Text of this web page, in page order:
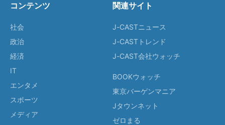
コンテンツ
社会
政治
経済
IT
エンタメ
スポーツ
メディア
関連サイト
J-CASTニュース
J-CASTトレンド
J-CAST会社ウォッチ
BOOKウォッチ
東京バーゲンマニア
Jタウンネット
ゼロまる